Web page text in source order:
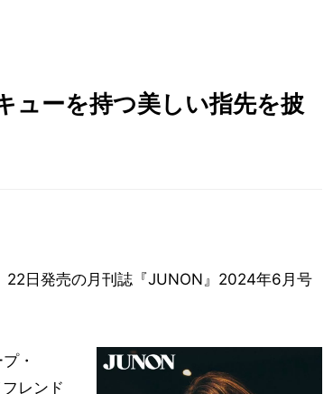
ューを持つ美しい指先を披
22日発売の月刊誌『JUNON』2024年6月号
・
レンド